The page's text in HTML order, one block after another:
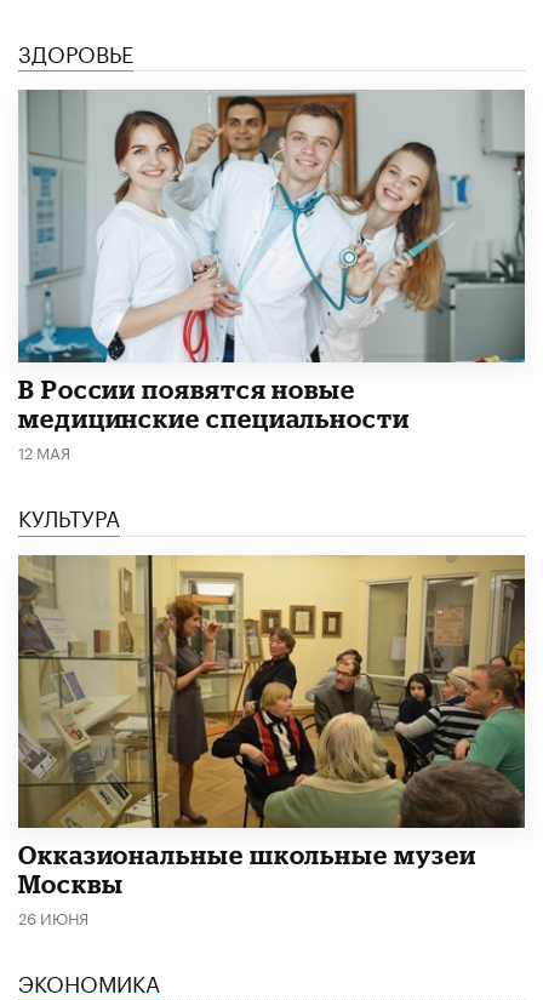
ЗДОРОВЬЕ
В России появятся новые
медицинские специальности
12 МАЯ
КУЛЬТУРА
​Окказиональные школьные музеи
Москвы
26 ИЮНЯ
ЭКОНОМИКА